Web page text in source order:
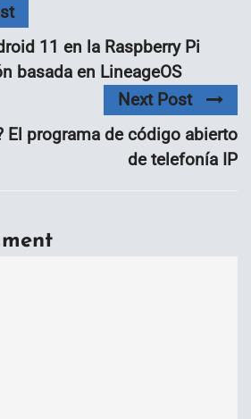
11 en la Raspberry Pi
basada en LineageOS
Next Post
El programa de código abierto
de telefonía IP